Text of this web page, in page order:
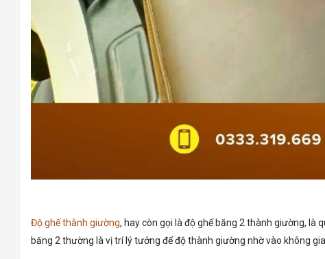
Độ ghế thành giường, hay còn gọi là độ ghế băng 2 thành giường, là
băng 2 thường là vị trí lý tưởng để độ thành giường nhờ vào không